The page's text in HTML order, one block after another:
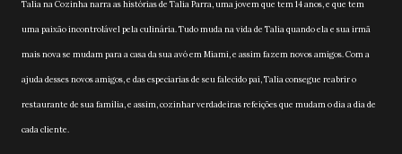
Talia na Cozinha narra as histórias de Talia Parra, uma jovem que tem 14 anos, e que tem
uma paixão incontrolável pela culinária. Tudo muda na vida de Talia quando ela e sua irmã
mais nova se mudam para a casa da sua avó em Miami, e assim fazem novos amigos. Com a
ajuda desses novos amigos, e das especiarias de seu falecido pai, Talia consegue reabrir o
restaurante de sua família, e assim, cozinhar verdadeiras refeições que mudam o dia a dia de
cada cliente.